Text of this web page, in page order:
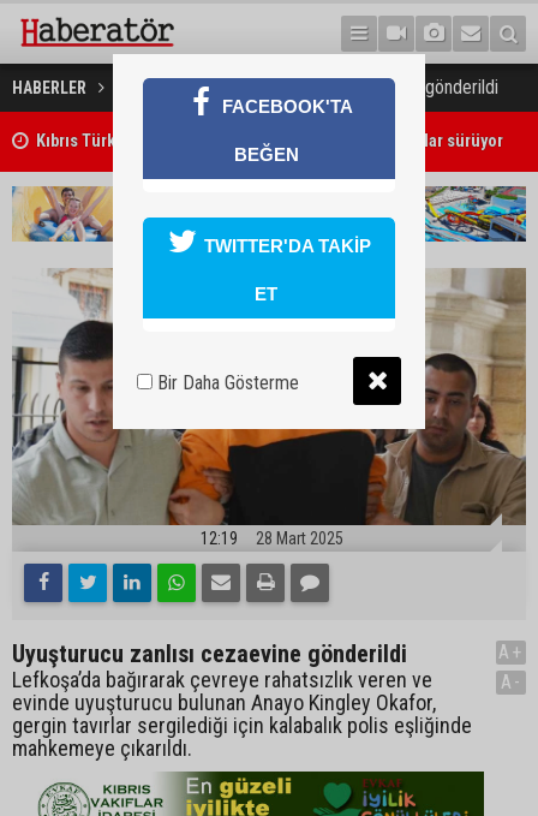
HABERLER GÜNDEM Uyuşturucu zanlısı cezaevine gönderildi
Kıbrıs Türk Üniversite Öğrencileri Kongresi için kayıtlar sürüyor
Girne'deki cinayet zanlısı polis tarafından yakalandı
12:19 28 Mart 2025
Uyuşturucu zanlısı cezaevine gönderildi
Lefkoşa’da bağırarak çevreye rahatsızlık veren ve
evinde uyuşturucu bulunan Anayo Kingley Okafor,
gergin tavırlar sergilediği için kalabalık polis eşliğinde
mahkemeye çıkarıldı.
A+
A-
FACEBOOK'TA
BEĞEN
TWITTER'DA TAKİP
ET
Bir Daha Gösterme